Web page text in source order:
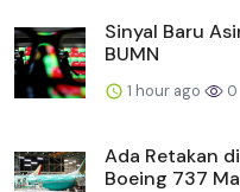
Sinyal Baru
BUMN
1 hour ago 0
Ada Retakan
Boeing 737